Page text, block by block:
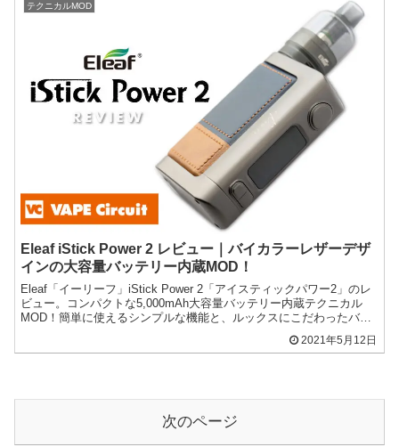
テクニカルMOD
Eleaf iStick Power 2 レビュー｜バイカラーレザーデザ
インの大容量バッテリー内蔵MOD！
Eleaf「イーリーフ」iStick Power 2「アイスティックパワー2」のレ
ビュー。コンパクトな5,000mAh大容量バッテリー内蔵テクニカル
MOD！簡単に使えるシンプルな機能と、ルックスにこだわったバイ
2021年5月12日
次のページ